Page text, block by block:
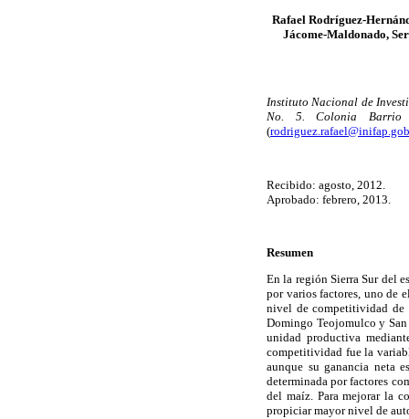
Rafael Rodríguez-
Jácome-Maldonado,
Instituto Nacional de
No. 5. Colonia Barrio
(
Recibido: agosto, 2012.
Aprobado: febrero, 2013.
Resumen
En la región Sierra Sur del
por varios factores, uno de
nivel de competitividad de
Domingo Teojomulco y
unidad productiva
competitividad fue la
aunque su ganancia neta
determinada por factores
del maíz. Para mejorar la
propiciar mayor nivel de